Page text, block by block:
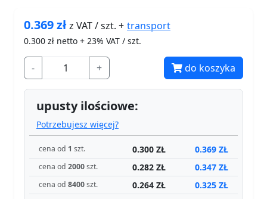
0.369złz VAT / szt. + transport
0.300 zł netto + 23% VAT / szt.
- + do koszyka
upusty ilościowe:
Potrzebujesz więcej?
cena od 1 szt. 0.300 ZŁ 0.369 ZŁ
cena od 2000szt. 0.282 ZŁ 0.347 ZŁ
cena od 8400szt. 0.264 ZŁ 0.325 ZŁ